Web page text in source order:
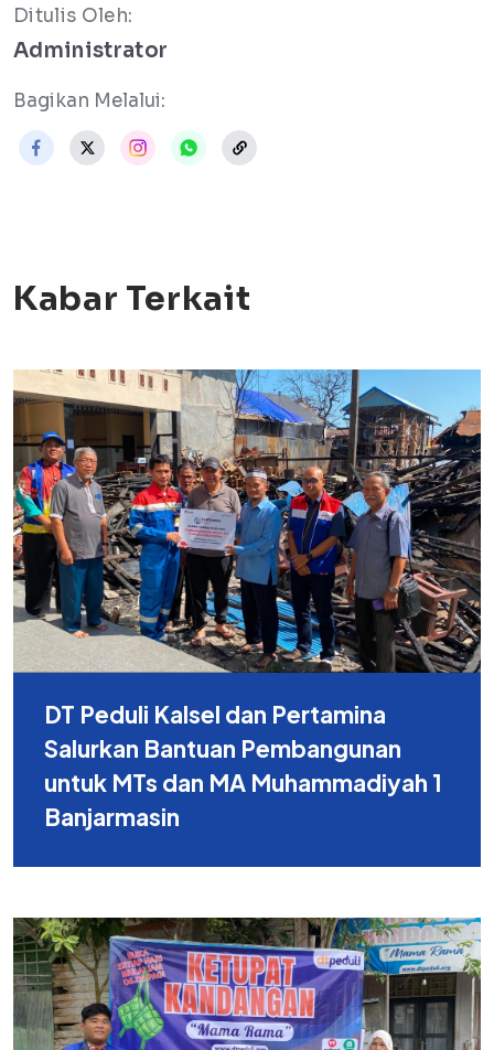
Ditulis Oleh:
Administrator
Bagikan Melalui:
Kabar Terkait
DT Peduli Kalsel dan Pertamina
Salurkan Bantuan Pembangunan
untuk MTs dan MA Muhammadiyah 1
Banjarmasin